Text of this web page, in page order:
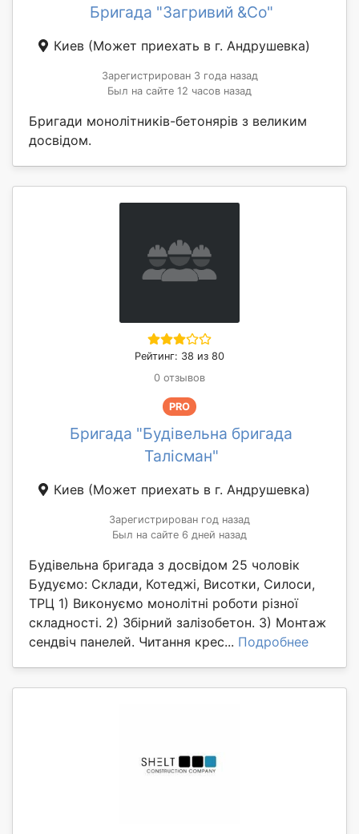
Бригада "Загривий &Co"
Киев (Может приехать в г. Андрушевка)
Зарегистрирован 3 года назад
Был на сайте 12 часов назад
Бригади монолітників-бетонярів з великим
досвідом.
Рейтинг: 38 из 80
0 отзывов
PRO
Бригада "Будівельна бригада
Талісман"
Киев (Может приехать в г. Андрушевка)
Зарегистрирован год назад
Был на сайте 6 дней назад
Будівельна бригада з досвідом 25 чоловік
Будуємо: Склади, Котеджі, Висотки, Силоси,
ТРЦ 1) Виконуємо монолітні роботи різної
складності. 2) Збірний залізобетон. 3) Монтаж
сендвіч панелей. Читання крес... Подробнее